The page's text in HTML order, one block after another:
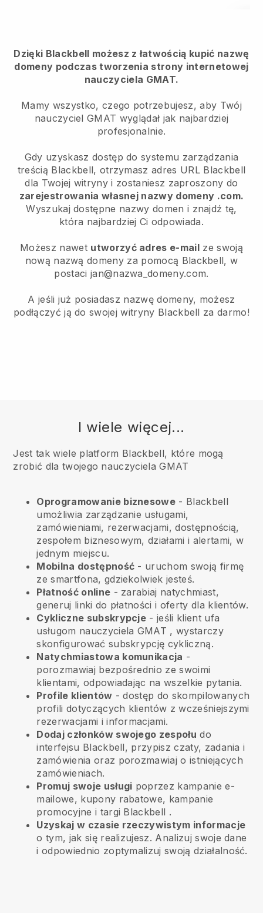
Dzięki Blackbell możesz z łatwością kupić nazwę
domeny podczas tworzenia strony internetowej
nauczyciela GMAT.
Mamy wszystko, czego potrzebujesz, aby Twój
nauczyciel GMAT wyglądał jak najbardziej
profesjonalnie.
Gdy uzyskasz dostęp do systemu zarządzania
treścią Blackbell, otrzymasz adres URL Blackbell
dla Twojej witryny i zostaniesz zaproszony do
zarejestrowania własnej nazwy domeny .com.
Wyszukaj dostępne nazwy domen i znajdź tę,
która najbardziej Ci odpowiada.
Możesz nawet utworzyć adres e-mail ze swoją
nową nazwą domeny za pomocą Blackbell, w
postaci jan@nazwa_domeny.com.
A jeśli już posiadasz nazwę domeny, możesz
podłączyć ją do swojej witryny Blackbell za darmo!
I wiele więcej...
Jest tak wiele platform Blackbell, które mogą
zrobić dla twojego nauczyciela GMAT
Oprogramowanie biznesowe - Blackbell
umożliwia zarządzanie usługami,
zamówieniami, rezerwacjami, dostępnością,
zespołem biznesowym, działami i alertami, w
jednym miejscu.
Mobilna dostępność - uruchom swoją firmę
ze smartfona, gdziekolwiek jesteś.
Płatność online - zarabiaj natychmiast,
generuj linki do płatności i oferty dla klientów.
Cykliczne subskrypcje -jeśli klient ufa
usługom nauczyciela GMAT , wystarczy
skonfigurować subskrypcję cykliczną.
Natychmiastowa komunikacja -
porozmawiaj bezpośrednio ze swoimi
klientami, odpowiadając na wszelkie pytania.
Profile klientów - dostęp do skompilowanych
profili dotyczących klientów z wcześniejszymi
rezerwacjami i informacjami.
Dodaj członków swojego zespołu do
interfejsu Blackbell, przypisz czaty, zadania i
zamówienia oraz porozmawiaj o istniejących
zamówieniach.
Promuj swoje usługi poprzez kampanie e-
mailowe, kupony rabatowe, kampanie
promocyjne i targi Blackbell .
Uzyskaj w czasie rzeczywistym informacje
o tym, jak się realizujesz. Analizuj swoje dane
i odpowiednio zoptymalizuj swoją działalność.